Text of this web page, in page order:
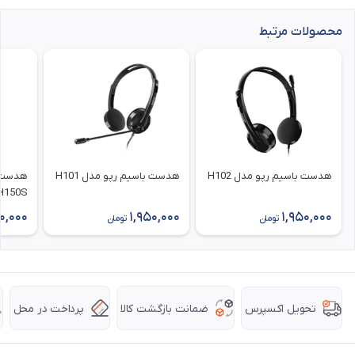
محصولات مرتبط
هدست باسیم رپو مدل H102
1,950,000 تومان
هدست باسیم رپو مدل H101
1,950,000 تومان
هدست
تحویل اکسپرس ضمانت بازگشت کالا پرداخت در محل